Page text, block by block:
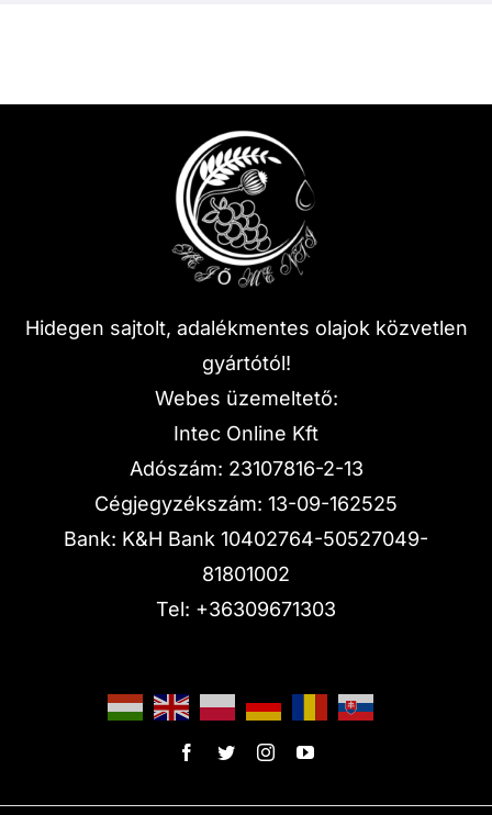
Hidegen sajtolt, adalékmentes olajok közvetlen
gyártótól!
Webes üzemeltető:
Intec Online Kft
Adószám: 23107816-2-13
Cégjegyzékszám: 13-09-162525
Bank: K&H Bank 10402764-50527049-
81801002
Tel: +36309671303